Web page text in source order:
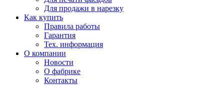
Для продажи в нарезку
Как купить
Правила работы
Гарантия
Тех. информация
О компании
Новости
О фабрике
Контакты